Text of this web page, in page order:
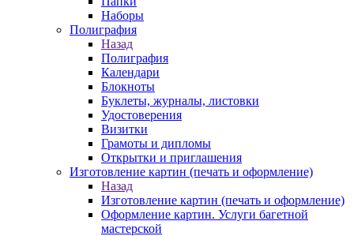
Наборы
Полиграфия
Назад
Полиграфия
Календари
Блокноты
Буклеты, журналы, листовки
Удостоверения
Визитки
Грамоты и дипломы
Открытки и приглашения
Изготовление картин (печать и оформление)
Назад
Изготовление картин (печать и оформление)
Оформление картин. Услуги багетной
мастерской